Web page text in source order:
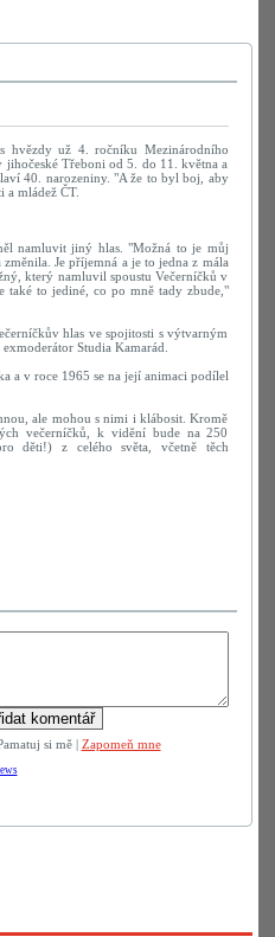
hvězdy už 4. ročníku Mezinárodního
Třeboni od 5. do 11. května a
40. narozeniny. "A že to byl boj, aby
mládež ČT.
namluvit jiný hlas. "Možná to je můj
Je příjemná a je to jedna z mála
který namluvil spoustu Večerníčků v
také to jediné, co po mně tady zbude,"
hlas ve spojitosti s výtvarným
Studia Kamarád.
a v roce 1965 se na její animaci podílel
ale mohou s nimi i klábosit. Kromě
večerníčků, k vidění bude na 250
děti!) z celého světa, včetně těch
si mě| Zapomeň mne